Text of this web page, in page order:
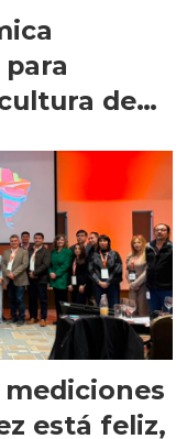
de
mediciones
está feliz,